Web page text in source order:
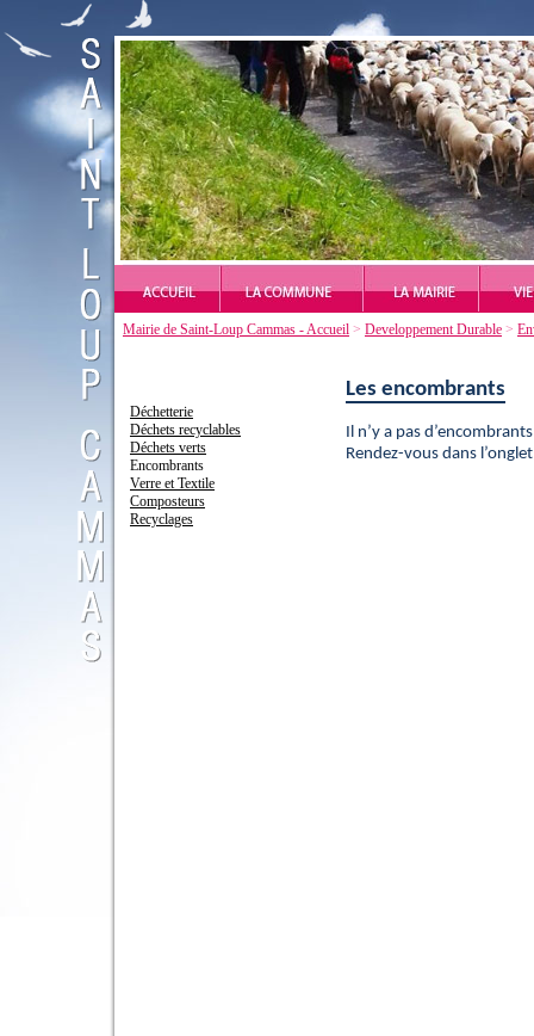
Mairie de Saint-Loup Cammas - Accueil > Developpement Durable >
Les encombrants
Il n’y a pas d’
Rendez-vous dans l’
Déchetterie
Déchets recyclables
Déchets verts
Encombrants
Verre et Textile
Composteurs
Recyclages